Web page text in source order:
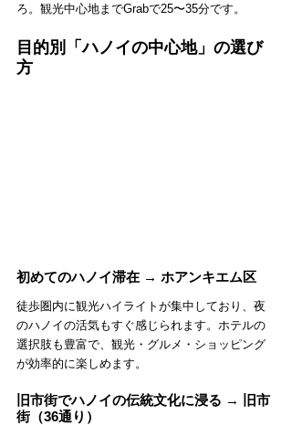
ろ。観光中心地までGrabで25〜35分です。
目的別「ハノイの中心地」の選び
方
初めてのハノイ滞在 → ホアンキエム区
徒歩圏内に観光ハイライトが集中しており、夜
のハノイの活気もすぐ感じられます。ホテルの
選択肢も豊富で、観光・グルメ・ショッピング
が効率的に楽しめます。
旧市街でハノイの伝統文化に浸る → 旧市
街（36通り）